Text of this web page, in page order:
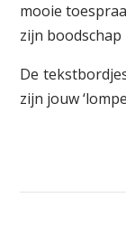
mooie
zijn boodschap
De
zijn jouw